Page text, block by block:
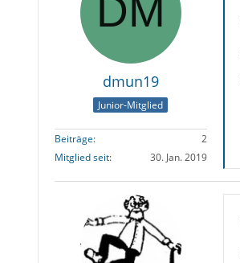
dmun19
Junior-Mitglied
Beiträge
2
Mitglied seit
30. Jan. 2019